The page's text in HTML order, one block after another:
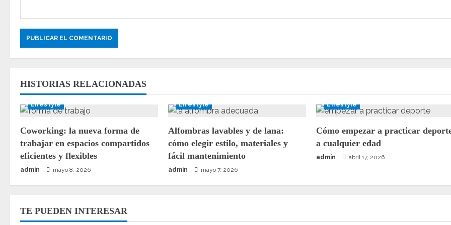
d
a
s
HISTORIAS RELACIONADAS
Lifestyle
Coworking: la nueva forma de
trabajar en espacios compartidos
eficientes y flexibles
admin mayo 8, 2026
Lifestyle
Alfombras lavables y de lana:
cómo elegir estilo, materiales y
fácil mantenimiento
admin mayo 7, 2026
Lifestyle
Cómo empezar a practicar
a cualquier edad
admin abril 17, 2026
TE PUEDEN INTERESAR